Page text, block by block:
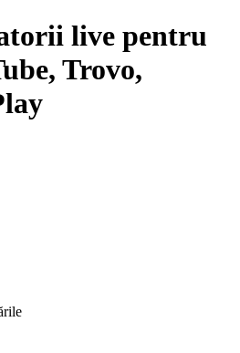
live pentru
Trovo,